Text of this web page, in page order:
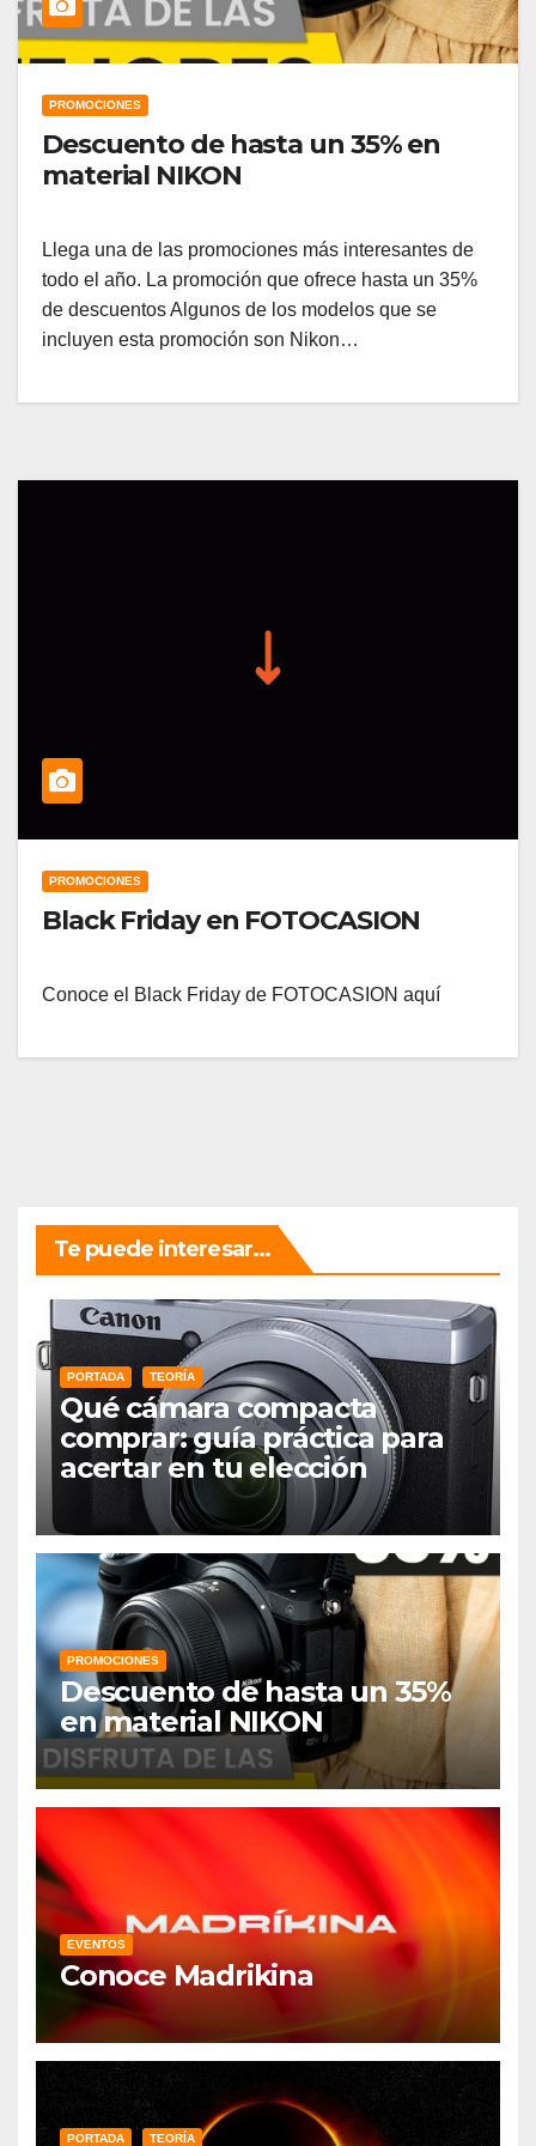
PROMOCIONES
Descuento de hasta un 35% en
material NIKON
Llega una de las promociones más interesantes de
todo el año. La promoción que ofrece hasta un 35%
de descuentos Algunos de los modelos que se
incluyen esta promoción son Nikon…
PROMOCIONES
Black Friday en FOTOCASION
Conoce el Black Friday de FOTOCASION aquí
Te puede interesar...
PORTADA TEORÍA
Qué cámara compacta
comprar: guía práctica para
acertar en tu elección
PROMOCIONES
Descuento de hasta un 35%
en material NIKON
EVENTOS
Conoce Madrikina
PORTADA TEORÍA